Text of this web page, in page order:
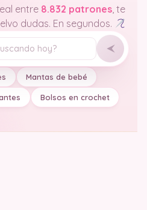
entre 8.832 patrones , te
dudas. En segundos.
Mantas de bebé
Bolsos en crochet